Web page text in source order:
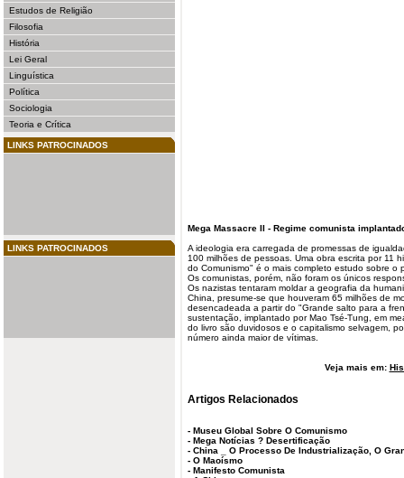
Estudos de Religião
Filosofia
História
Lei Geral
Linguística
Política
Sociologia
Teoria e Crítica
LINKS PATROCINADOS
LINKS PATROCINADOS
Mega Massacre II - Regime comunista
A ideologia era carregada de promessas de
100 milhões de pessoas. Uma obra escrita por 11
do Comunismo" é o mais completo estudo sobre o
Os comunistas, porém, não foram os únicos
Os nazistas tentaram moldar a geografia da
China, presume-se que houveram 65 milhões de
desencadeada a partir do "Grande salto para a
sustentação, implantado por Mao Tsé-Tung, em
do livro são duvidosos e o capitalismo selvagem,
número ainda maior de vítimas.
Veja mais em:
Artigos Relacionados
- Museu Global Sobre O Comunismo
- Mega Notícias ? Desertificação
- China _ O Processo De Industrialização, O
- O Maoísmo
- Manifesto Comunista